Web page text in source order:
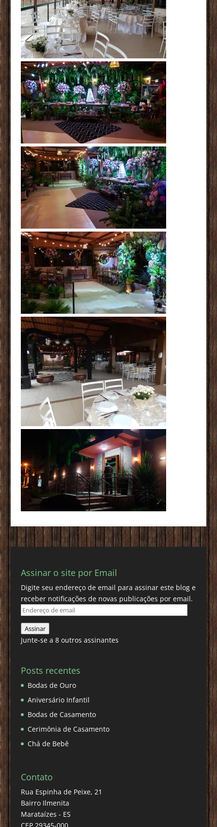
Assinar o site por Email
Digite seu endereço de email para assinar este blog e
receber notificações de novas publicações por email.
Endereço
de
email
Assinar
Junte-se a 8 outros assinantes
Posts recentes
Bodas de Ouro
Aniversário Infantil
Bodas de Casamento
Cerimônia de Casamento
Chá de Bebê
Contato
Rua Espinha de Peixe, 21
Bairro Ilmenita
Marataízes - ES